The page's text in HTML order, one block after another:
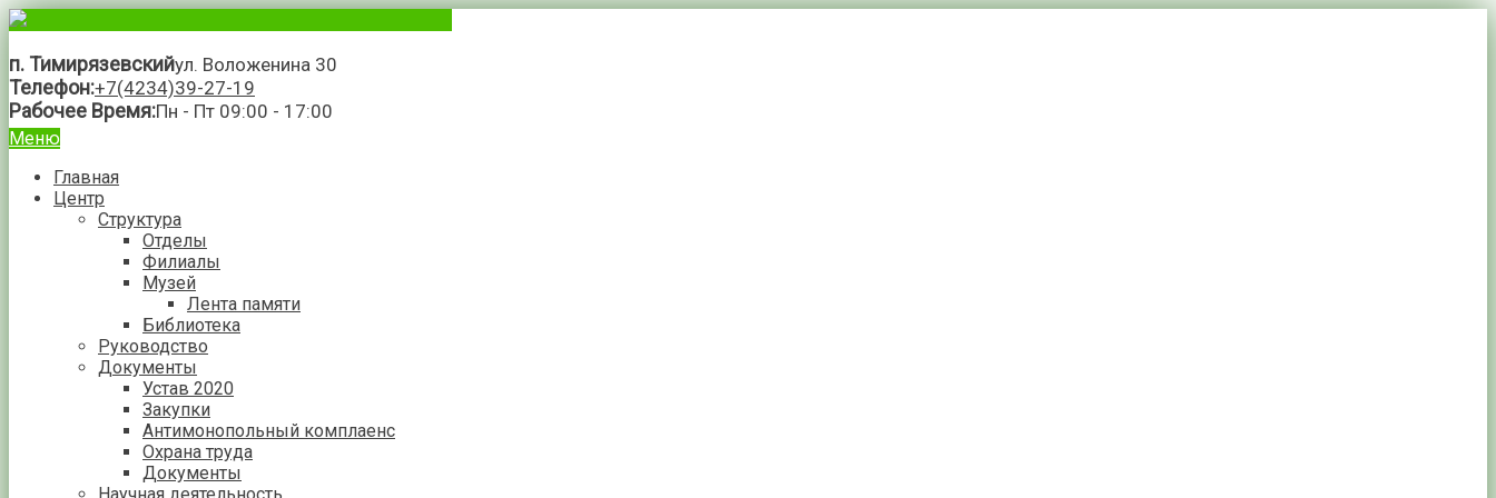
п. Тимирязевскийул. Воложенина 30
Телефон:+7(4234)39-27-19
Рабочее Время:Пн - Пт 09:00 - 17:00
Меню
Главная
Центр
Структура
Отделы
Филиалы
Музей
Лента памяти
Библиотека
Руководство
Документы
Устав 2020
Закупки
Антимонопольный комплаенс
Охрана труда
Документы